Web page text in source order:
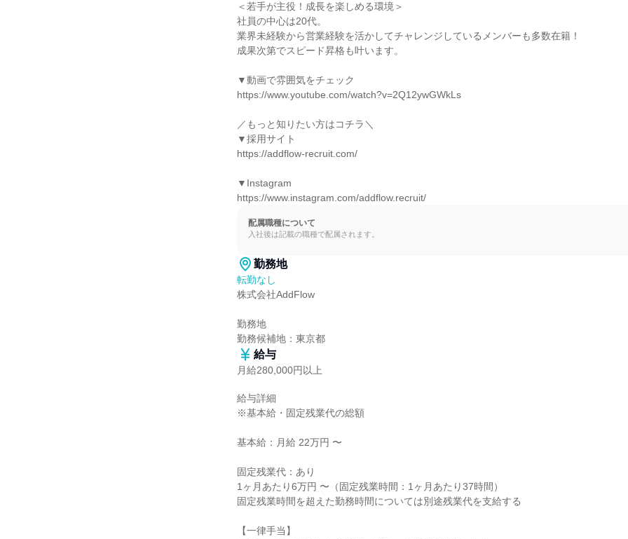
＜若手が主役！成長を楽しめる環境＞
社員の中心は20代。
業界未経験から営業経験を活かしてチャレンジしているメンバーも多数在籍！
成果次第でスピード昇格も叶います。
▼動画で雰囲気をチェック
https://www.youtube.com/watch?v=2Q12ywGWkLs
／もっと知りたい方はコチラ＼
▼採用サイト
https://addflow-recruit.com/
▼Instagram
https://www.instagram.com/addflow.recruit/
配属職種について
入社後は記載の職種で配属されます。
勤務地
転勤なし
株式会社AddFlow
勤務地
勤務候補地：東京都
給与
月給280,000円以上
給与詳細
※基本給・固定残業代の総額
基本給：月給 22万円 〜
固定残業代：あり
1ヶ月あたり6万円 〜（固定残業時間：1ヶ月あたり37時間）
固定残業時間を超えた勤務時間については別途残業代を支給する
【一律手当】